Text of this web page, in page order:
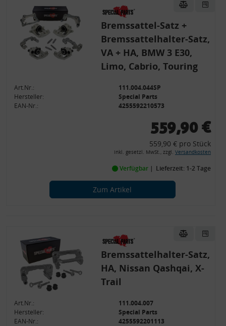
Bremssattel-Satz +
Bremssattelhalter-Satz,
VA + HA, BMW 3 E30,
Limo, Cabrio, Touring
Art.Nr.:
111.004.044SP
Hersteller:
Special Parts
EAN-Nr.:
4255592210573
559,90 €
559,90 € pro Stück
inkl. gesetzl. MwSt., zzgl. Versandkosten
Verfügbar Lieferzeit: 1-2 Tage
Zum Artikel
Bremssattelhalter-Satz,
HA, Nissan Qashqai, X-
Trail
Art.Nr.:
111.004.007
Hersteller:
Special Parts
EAN-Nr.:
4255592201113